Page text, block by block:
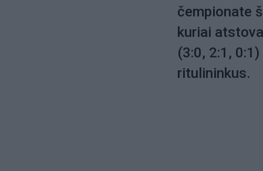
čempionate
kuriai
(3:0, 2:1,
ritulininkus.